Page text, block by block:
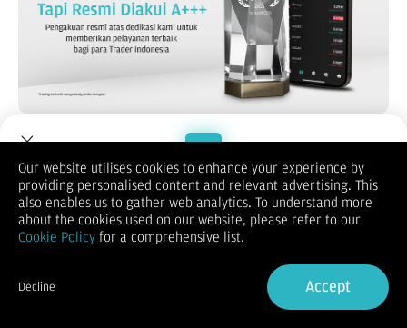
Dengan bangga kami umumkan bahwa PT Dupoin Futures
Indonesia (Dupoin) kembali mencatatkan pencapaian
membanggakan melalui perolehan predikatGrade A+++dari
Badan Pengawas Perdagangan Berjangka Komoditi (Bappebti)
untuk periode triwulan I tahun 2025 (Januari–Maret 2025).
Peringkat Grade A+++ ini merupakan hasil evaluasi berkala
yang dilakukan oleh Bappebti terhadap seluruh pialang
berjangka di Indonesia. Evaluasi tersebut mencakup berbagai
aspek penting seperti kinerja operasional, integritas
keuangan, kepatuhan terhadap regulasi hukum, kualitas
layanan nasabah, penanganan pengaduan, hingga upaya aktif
Welcome to Dupoin.
Trade with a Trusted Broker
Sign in
Our website utilises cookies to enhance your experience by
providing personalised content and relevant advertising. This
also enables us to gather web analytics. To understand more
about the cookies used on our website, please refer to our
Cookie Policy for a comprehensive list.
Decline Accept